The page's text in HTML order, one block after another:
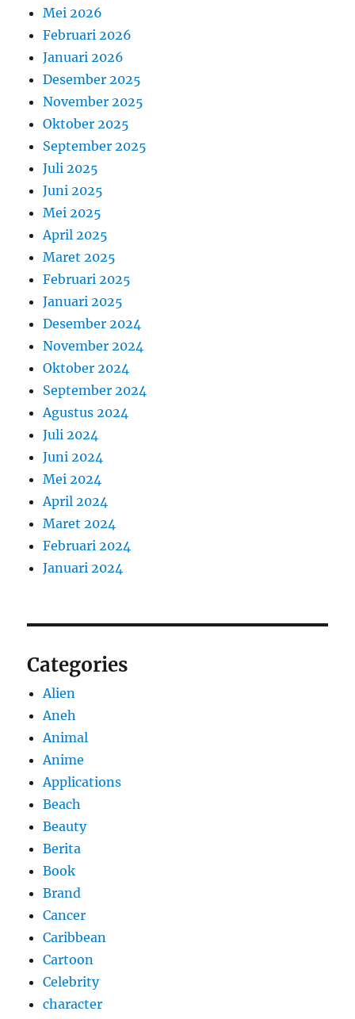
Mei 2026
Februari 2026
Januari 2026
Desember 2025
November 2025
Oktober 2025
September 2025
Juli 2025
Juni 2025
Mei 2025
April 2025
Maret 2025
Februari 2025
Januari 2025
Desember 2024
November 2024
Oktober 2024
September 2024
Agustus 2024
Juli 2024
Juni 2024
Mei 2024
April 2024
Maret 2024
Februari 2024
Januari 2024
Categories
Alien
Aneh
Animal
Anime
Applications
Beach
Beauty
Berita
Book
Brand
Cancer
Caribbean
Cartoon
Celebrity
character